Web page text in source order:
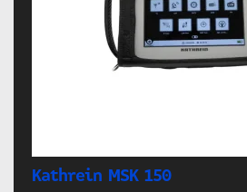
Kathrein MSK 150